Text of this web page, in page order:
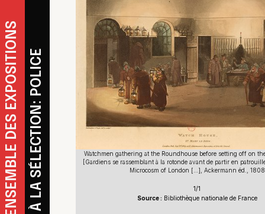
REVENIR À LA SÉLECTION: POLICE
Watchmen gathering at the Roundhouse before setting off on
[Gardiens se rassemblant à la rotonde avant de partir en
Microcosm of London […], Ackermann éd., 1808
1/1
Source : Bibliothèque nationale de France